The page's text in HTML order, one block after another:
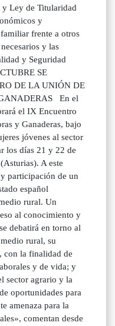
y Ley de Titularidad
y
frente a otros
y las
y Seguridad
SE
DE LA UNIÓN DE
En el
el IX Encuentro
y Ganaderas, bajo
jóvenes al sector
los días 21 y 22 de
A este
participación de un
español
rural. Un
al conocimiento y
debatirá en torno al
rural, su
con la finalidad de
y de vida; y
sector agrario y la
oportunidades para
amenaza para la
comentan desde